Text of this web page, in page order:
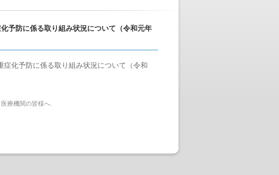
予防に係る取り組み状況について（令和元年
化予防に係る取り組み状況について（令和
療機関の皆様へ.